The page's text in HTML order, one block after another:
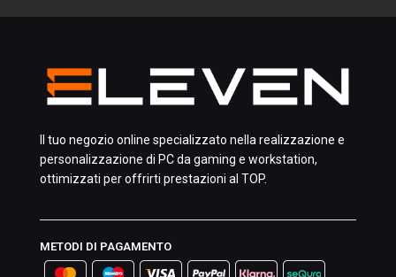
Il tuo negozio online specializzato nella realizzazione e
personalizzazione di PC da gaming e workstation,
ottimizzati per offrirti prestazioni al TOP.
METODI DI PAGAMENTO